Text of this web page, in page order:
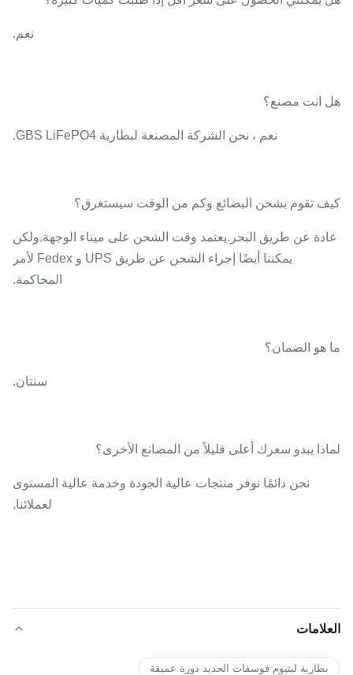
نعم.
هل انت مصنع؟
نعم ، نحن الشركة المصنعة لبطارية GBS LiFePO4.
كيف تقوم بشحن البضائع وكم من الوقت سيستغرق؟
عادة عن طريق البحر.يعتمد وقت الشحن على ميناء الوجهة.ولكن
يمكننا أيضًا إجراء الشحن عن طريق UPS و Fedex لأمر
المحاكمة.
ما هو الضمان؟
سنتان.
لماذا يبدو سعرك أعلى قليلاً من المصانع الأخرى؟
نحن دائمًا نوفر منتجات عالية الجودة وخدمة عالية المستوى
لعملائنا.
العلامات
بطارية ليثيوم فوسفات الحديد دورة عميقة